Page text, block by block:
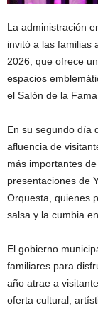
La administración
invitó a las familias
2026, que ofrece
espacios
el Salón de la
En su segundo día
afluencia de
más importantes
presentaciones de
Orquesta, quienes
salsa y la cumbia
El gobierno
familiares para
año atrae a
oferta cultural,